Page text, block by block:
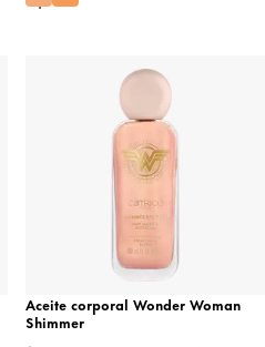
Aceite corporal Wonder Woman
Shimmer